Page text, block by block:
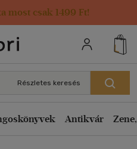
most csak 1499 Ft!
adatai
Részletes keresés
Antikvár